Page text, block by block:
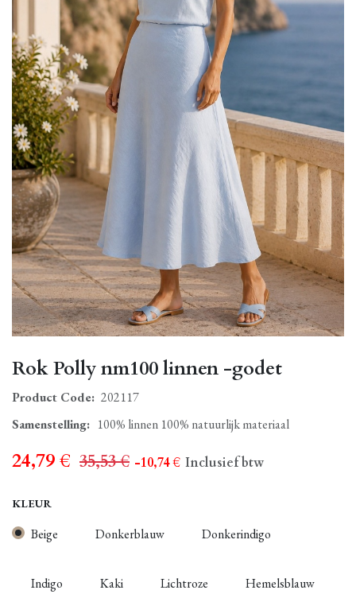
Rok Polly nm100 linnen -godet
Product Code: 202117
Samenstelling: 100% linnen 100% natuurlijk materiaal
24,79€ 35,53€ - 10,74€ Inclusief btw
KLEUR
Beige Donkerblauw Donkerindigo
Indigo Kaki Lichtroze Hemelsblauw